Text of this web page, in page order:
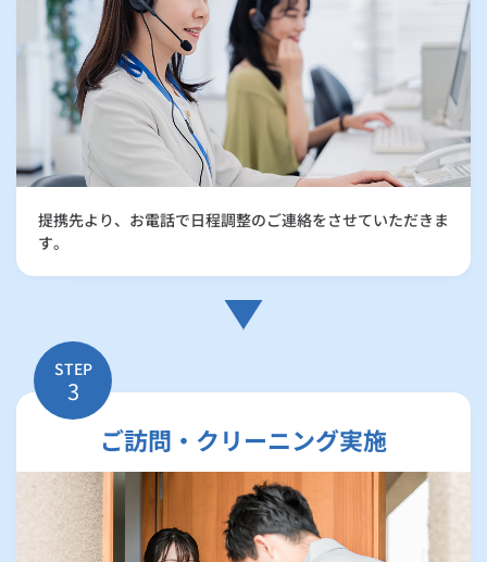
提携先より、お電話で日程調整のご連絡をさせていただきま
す。
STEP
3
ご訪問・クリーニング実施